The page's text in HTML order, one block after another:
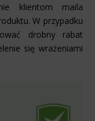
klientom maila
W przypadku
drobny rabat
się wrażeniami